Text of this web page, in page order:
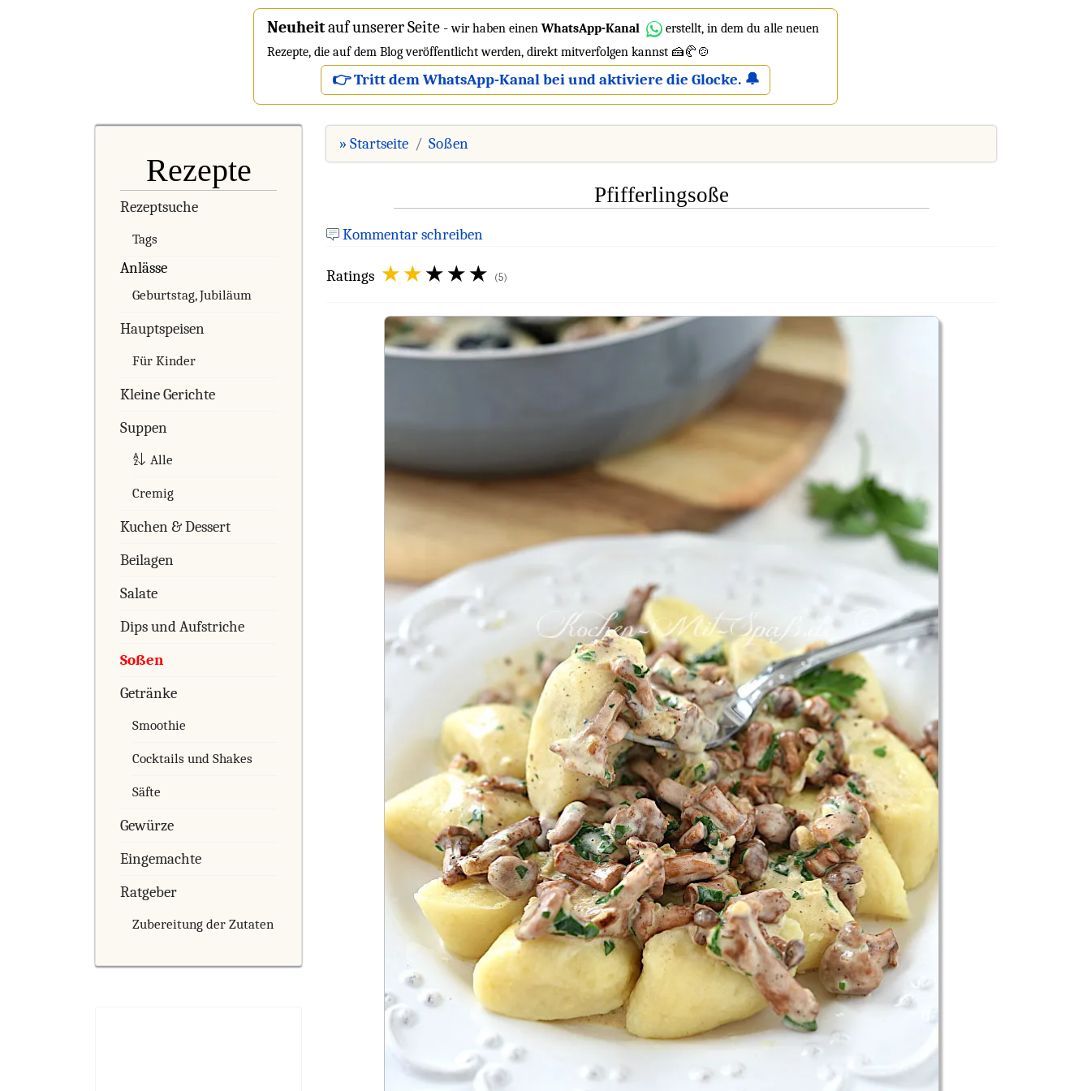
Neuheitauf unserer Seite -wir haben einen WhatsApp-Kanal
erstellt, in dem du alle neuen
Rezepte, die auf dem Blog veröffentlicht werden, direkt mitverfolgen kannst 🍰🥐🍲
👉 Tritt dem WhatsApp-Kanal bei und aktiviere die Glocke. 🔔
Rezepte
Rezeptsuche
Tags
Anlässe
Geburtstag, Jubiläum
Hauptspeisen
Für Kinder
Kleine Gerichte
Suppen
Alle
Cremig
Kuchen & Dessert
Beilagen
Salate
Dips und Aufstriche
Soßen
Getränke
Smoothie
Cocktails und Shakes
Säfte
Gewürze
Eingemachte
Ratgeber
Zubereitung der Zutaten
» Startseite Soßen
Pfifferlingsoße
Kommentar schreiben
Ratings (5)